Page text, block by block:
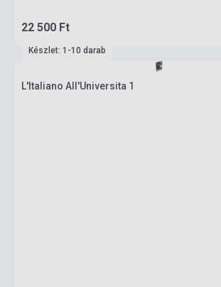
22 500 Ft
Készlet: 1-10 darab
L'Italiano All'Universita 1